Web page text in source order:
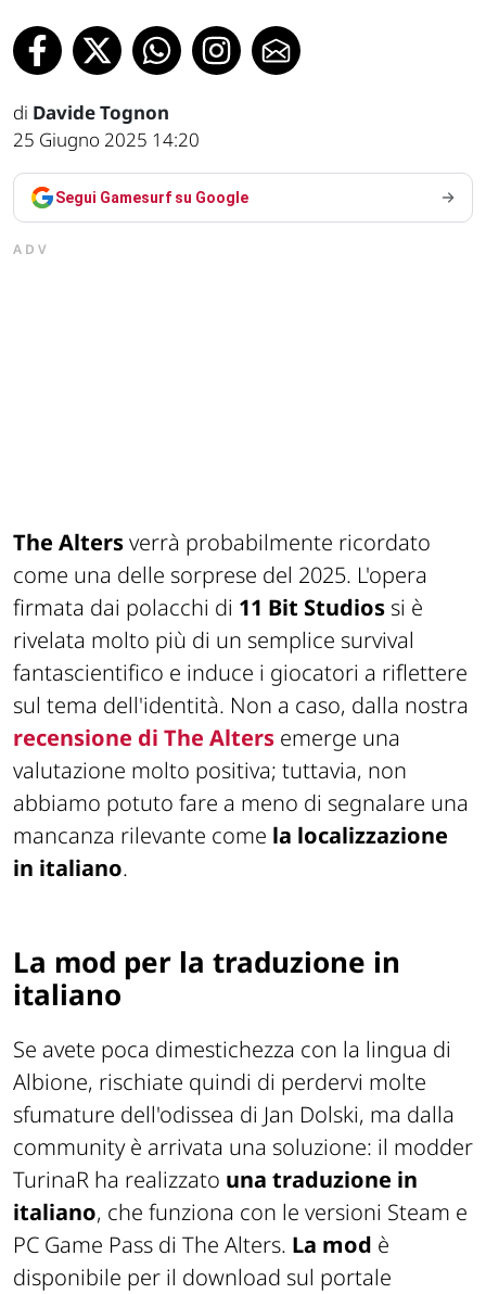
di Davide Tognon
25 Giugno 2025 14:20
Segui Gamesurf su Google
ADV
The Altersverrà probabilmente ricordato
come una delle sorprese del 2025. L'opera
firmata dai polacchi di 11 Bit Studios si è
rivelata molto più di un semplice survival
fantascientifico e induce i giocatori a riflettere
sul tema dell'identità. Non a caso, dalla nostra
recensione di The Alters emerge una
valutazione molto positiva; tuttavia, non
abbiamo potuto fare a meno di segnalare una
mancanza rilevante come la localizzazione
in italiano.
La mod per la traduzione in
italiano
Se avete poca dimestichezza con la lingua di
Albione, rischiate quindi di perdervi molte
sfumature dell'odissea di Jan Dolski, ma dalla
community è arrivata una soluzione: il modder
TurinaR ha realizzato una traduzione in
italiano, che funziona con le versioni Steam e
PC Game Pass di The Alters. La mod è
disponibile per il download sul portale